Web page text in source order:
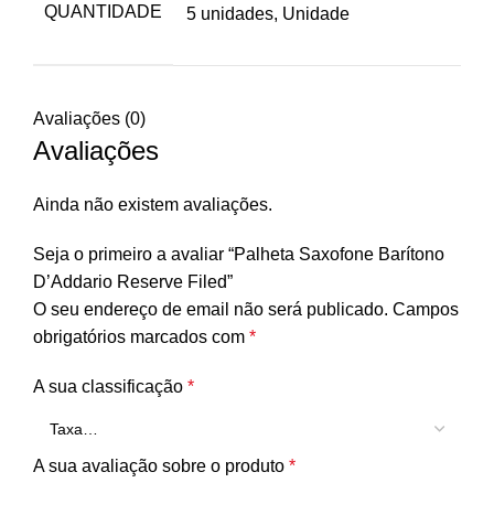
QUANTIDADE
5 unidades, Unidade
Avaliações (0)
Avaliações
Ainda não existem avaliações.
Seja o primeiro a avaliar “Palheta Saxofone Barítono
D’Addario Reserve Filed”
O seu endereço de email não será publicado. Campos
obrigatórios marcados com *
A sua classificação *
A sua avaliação sobre o produto *